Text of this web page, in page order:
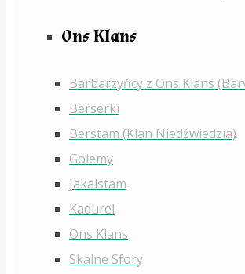
Ons Klans
Barbarzyńcy z Ons Klans
Berserki
Berstam (Klan Niedźwiedzia)
Golemy
Jakalstam
Kadurel
Ons Klans
Skalne Sfory